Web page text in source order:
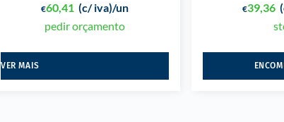
€60,41 (c/ iva)/un
pedir orçamento
VER MAIS
€39,36